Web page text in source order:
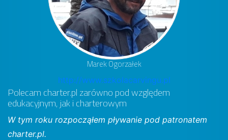
Marek Ogorzałek
http://www.szkolacarvingu.pl
Polecam charter.pl zarówno pod względem
edukacyjnym, jak i charterowym
W tym roku rozpocząłem pływanie pod patronatem
charter.pl.